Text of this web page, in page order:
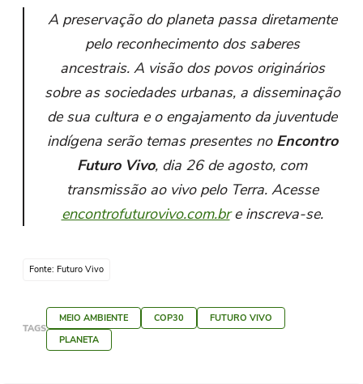
A preservação do planeta passa diretamente
pelo reconhecimento dos saberes
ancestrais. A visão dos povos originários
sobre as sociedades urbanas, a disseminação
de sua cultura e o engajamento da juventude
indígena serão temas presentes no Encontro
Futuro Vivo, dia 26 de agosto, com
transmissão ao vivo pelo Terra. Acesse
encontrofuturovivo.com.bre inscreva-se.
Fonte: Futuro Vivo
TAGS
MEIO AMBIENTE COP30
FUTURO VIVO
PLANETA